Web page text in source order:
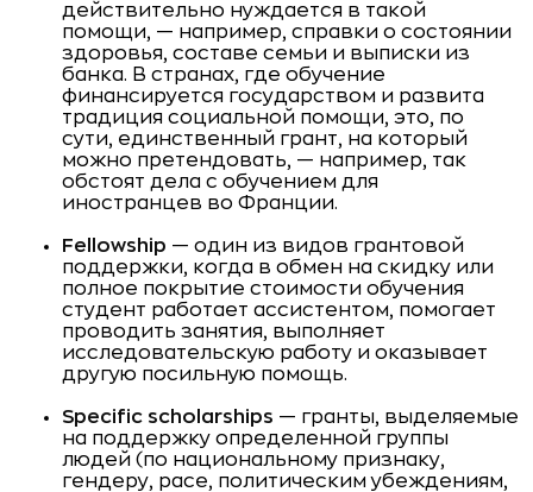
действительно нуждается в такой
помощи, — например, справки о состоянии
здоровья, составе семьи и выписки из
банка. В странах, где обучение
финансируется государством и развита
традиция социальной помощи, это, по
сути, единственный грант, на который
можно претендовать, — например, так
обстоят дела с обучением для
иностранцев во Франции.
Fellowship — один из видов грантовой
поддержки, когда в обмен на скидку или
полное покрытие стоимости обучения
студент работает ассистентом, помогает
проводить занятия, выполняет
исследовательскую работу и оказывает
другую посильную помощь.
Specific scholarships — гранты, выделяемые
на поддержку определенной группы
людей (по национальному признаку,
гендеру, расе, политическим убеждениям,